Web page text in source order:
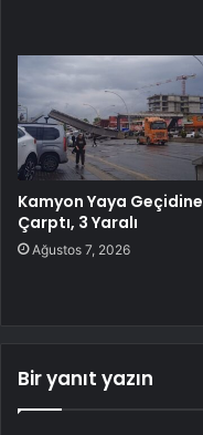
Kamyon Yaya Geçidine
Çarptı, 3 Yaralı
Ağustos 7, 2026
Bir yanıt yazın